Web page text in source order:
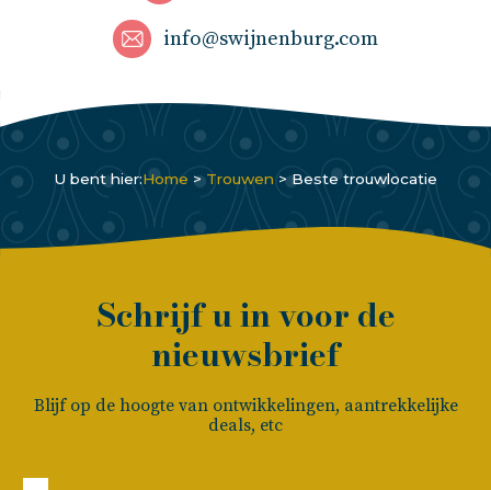
info@swijnenburg.com
U bent hier:Home > Trouwen > Beste trouwlocatie
Schrijf u in voor de
nieuwsbrief
Blijf op de hoogte van ontwikkelingen, aantrekkelijke
deals, etc